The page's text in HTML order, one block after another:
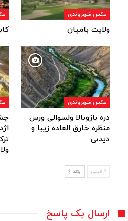
عکس شهروندی
ولایت بامیان
عکس شهروندی
دره بازوبالا ولسوالی ورس
منظره خارق العاده زیبا و
دیدنی
قبلی بعد
ارسال یک پاسخ